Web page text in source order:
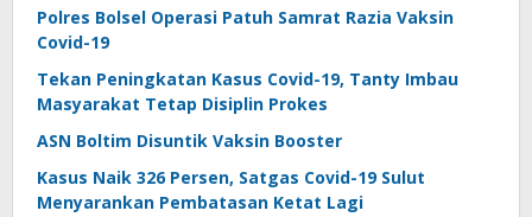
Polres Bolsel Operasi Patuh Samrat Razia Vaksin
Covid-19
Tekan Peningkatan Kasus Covid-19, Tanty Imbau
Masyarakat Tetap Disiplin Prokes
ASN Boltim Disuntik Vaksin Booster
Kasus Naik 326 Persen, Satgas Covid-19 Sulut
Menyarankan Pembatasan Ketat Lagi